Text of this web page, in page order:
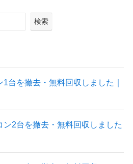
検索
台を撤去・無料回収しました｜
2台を撤去・無料回収しました